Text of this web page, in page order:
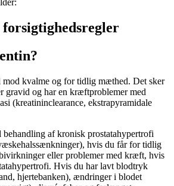
forsigtighedsregler
mod kvalme og for tidlig mæthed. Det sker
gravid og har en kræftproblemer med
(kreatininclearance, ekstrapyramidale
af kronisk prostatahypertrofi
hvis du får for tidlig
eller problemer med kræft, hvis
Hvis du har lavt blodtryk
hjertebanken), ændringer i blodet